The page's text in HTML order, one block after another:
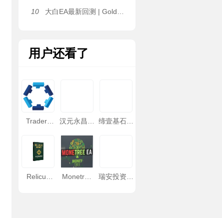
10 大白EA最新回测 | Gold ISIS MT4_fix [Backtest-Very_Low-3_strategies__1] EA 2026年回测利润达32.46USD，胜率75.00%
用户还看了
Traders
汉元永昌国
缔壹基石资
Relicus
Monetree
瑞安投资管